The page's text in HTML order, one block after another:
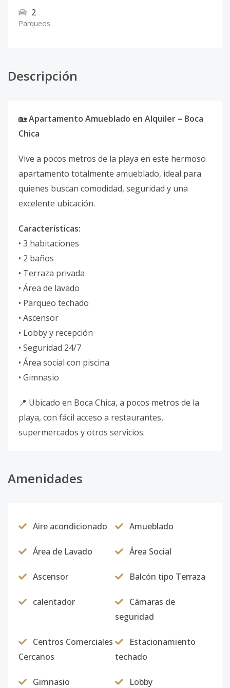
2
Parqueos
Descripción
🏡Apartamento Amueblado en Alquiler – Boca
Chica
Vive a pocos metros de la playa en este hermoso
apartamento totalmente amueblado, ideal para
quienes buscan comodidad, seguridad y una
excelente ubicación.
Características:
• 3 habitaciones
• 2 baños
• Terraza privada
• Área de lavado
• Parqueo techado
• Ascensor
• Lobby y recepción
• Seguridad 24/7
• Área social con piscina
• Gimnasio
📍 Ubicado en Boca Chica, a pocos metros de la
playa, con fácil acceso a restaurantes,
supermercados y otros servicios.
Amenidades
Aire acondicionado Amueblado
Área de Lavado Área Social
Ascensor Balcón tipo Terraza
calentador
Cámaras de
seguridad
Centros Comerciales
Cercanos
Estacionamiento
techado
Gimnasio Lobby